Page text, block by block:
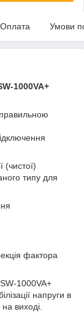
Оплата Умови
1000VA+
(чистої)
типу для
фактора
1000VA+
напруги в
виході.